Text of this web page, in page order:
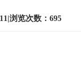
|浏览次数：695